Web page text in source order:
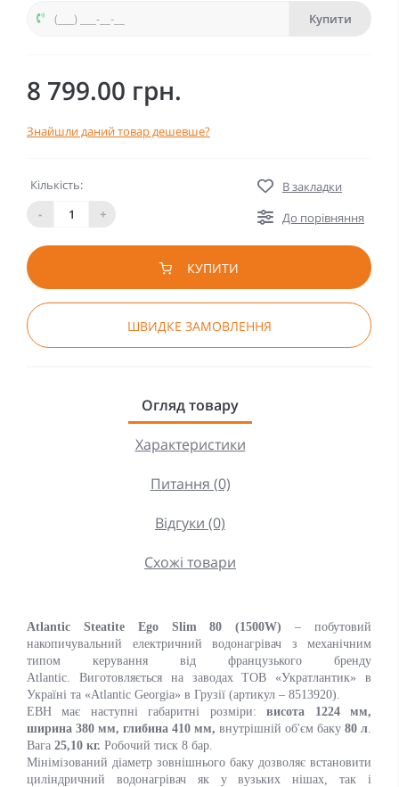
Купити
8 799.00 грн.
Знайшли даний товар дешевше?
Кількість:
-
+
В закладки
До порівняння
КУПИТИ
ШВИДКЕ ЗАМОВЛЕННЯ
Огляд товару
Характеристики
Питання (0)
Відгуки (0)
Схожі товари
Atlantic Steatite Ego Slim 80 (1500W) – побутовий
накопичувальний електричний водонагрівач з механічним
типом керування від французького бренду
Atlantic. Виготовляється на заводах ТОВ «Укратлантик» в
Україні та «Atlantic Georgia» в Грузії (артикул – 8513920).
ЕВН має наступні габаритні розміри:висота 1224 мм,
ширина 380 мм, глибина 410 мм, внутрішній об'єм баку 80 л.
Вага 25,10 кг. Робочий тиск 8 бар.
Мінімізований діаметр зовнішнього баку дозволяє встановити
циліндричний водонагрівач як у вузьких нішах, так і